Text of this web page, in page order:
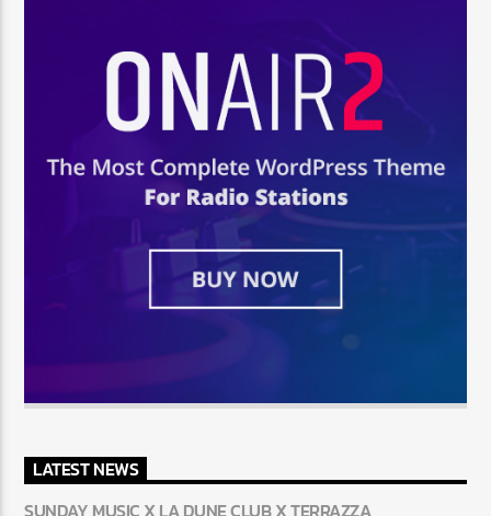
LATEST NEWS
SUNDAY MUSIC X LA DUNE CLUB X TERRAZZA